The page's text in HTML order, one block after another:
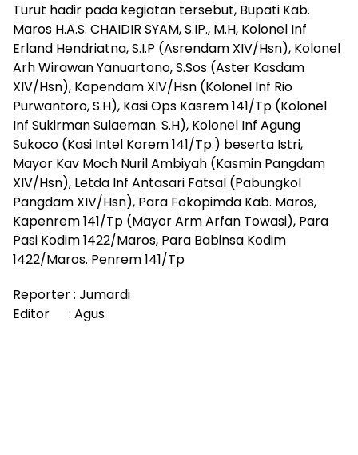
Turut hadir pada kegiatan tersebut, Bupati Kab.
Maros H.A.S. CHAIDIR SYAM, S.IP., M.H, Kolonel Inf
Erland Hendriatna, S.I.P (Asrendam XIV/Hsn), Kolonel
Arh Wirawan Yanuartono, S.Sos (Aster Kasdam
XIV/Hsn), Kapendam XIV/Hsn (Kolonel Inf Rio
Purwantoro, S.H), Kasi Ops Kasrem 141/Tp (Kolonel
Inf Sukirman Sulaeman. S.H), Kolonel Inf Agung
Sukoco (Kasi Intel Korem 141/Tp.) beserta Istri,
Mayor Kav Moch Nuril Ambiyah (Kasmin Pangdam
XIV/Hsn), Letda Inf Antasari Fatsal (Pabungkol
Pangdam XIV/Hsn), Para Fokopimda Kab. Maros,
Kapenrem 141/Tp (Mayor Arm Arfan Towasi), Para
Pasi Kodim 1422/Maros, Para Babinsa Kodim
1422/Maros. Penrem 141/Tp
Reporter : Jumardi
Editor : Agus